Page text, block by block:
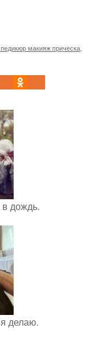
макияж прическа
дождь.
делаю.